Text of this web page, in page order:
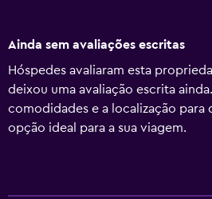
Ainda sem avaliações escritas
Hóspedes avaliaram esta
deixou uma avaliação escrita
comodidades e a localização para
opção ideal para a sua viagem.